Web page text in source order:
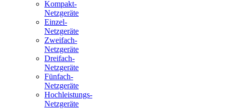
Kompakt-
Netzgeräte
Einzel-
Netzgeräte
Zweifach-
Netzgeräte
Dreifach-
Netzgeräte
Fünfach-
Netzgeräte
Hochleistungs-
Netzgeräte